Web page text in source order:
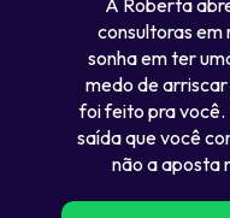
A Roberta
consultoras em
sonha em ter
medo de
foi feito pra você.
saída que você
não a aposta